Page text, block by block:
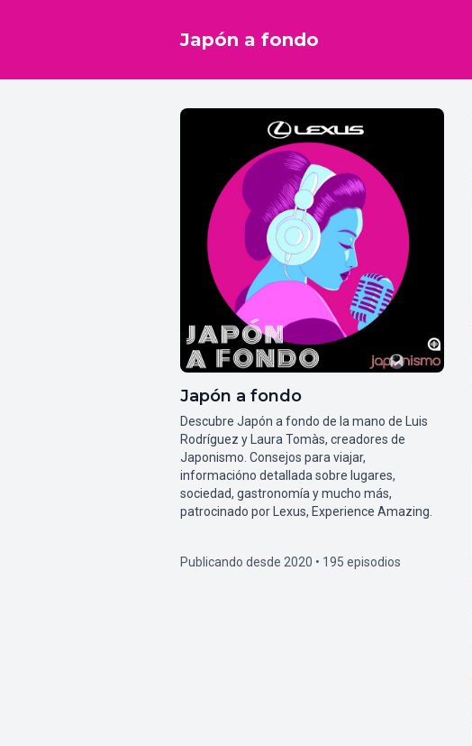
Japón a fondo
Japón a fondo
Descubre Japón a fondo de la mano de Luis
Rodríguez y Laura Tomàs, creadores de
Japonismo. Consejos para viajar,
informacióno detallada sobre lugares,
sociedad, gastronomía y mucho más,
patrocinado por Lexus, Experience Amazing.
Publicando desde 2020 • 195 episodios